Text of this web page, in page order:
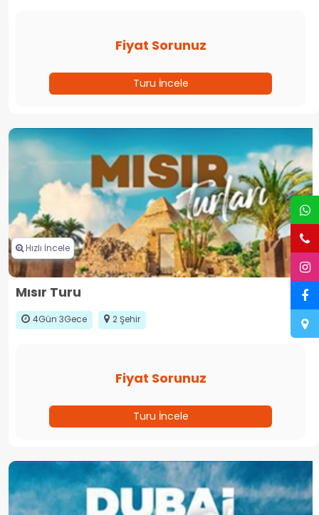
Fiyat Sorunuz
Turu İncele
Hızlı İncele
Mısır Turu
4Gün 3Gece 2 Şehir
Fiyat Sorunuz
Turu İncele